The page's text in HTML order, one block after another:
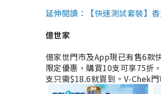
延伸閱讀：【快速測試套裝】
億世家
億家世門市及App現已有售6
限定優惠，購買10支可享75折
支只需$18.6就買到。V-Chek